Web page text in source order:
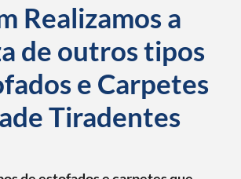
Realizamos a
de outros tipos
e Carpetes
Tiradentes